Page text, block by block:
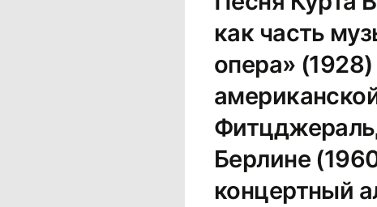
как часть
опера»
Берлине
концертный